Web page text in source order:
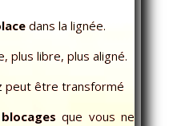
dans la lignée.
plus libre, plus aligné.
peut être transformé
que vous ne